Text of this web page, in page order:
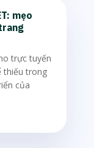
mẹo
trực tuyến
thiếu trong
của